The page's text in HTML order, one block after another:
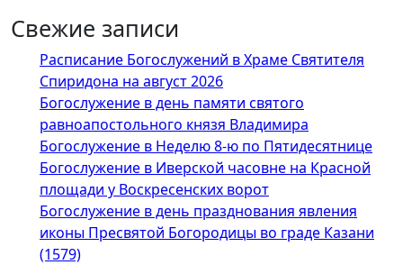
Свежие записи
Расписание Богослужений в Храме Святителя
Спиридона на август 2026
Богослужение в день памяти святого
равноапостольного князя Владимира
Богослужение в Неделю 8-ю по Пятидесятнице
Богослужение в Иверской часовне на Красной
площади у Воскресенских ворот
Богослужение в день празднования явления
иконы Пресвятой Богородицы во граде Казани
(1579)